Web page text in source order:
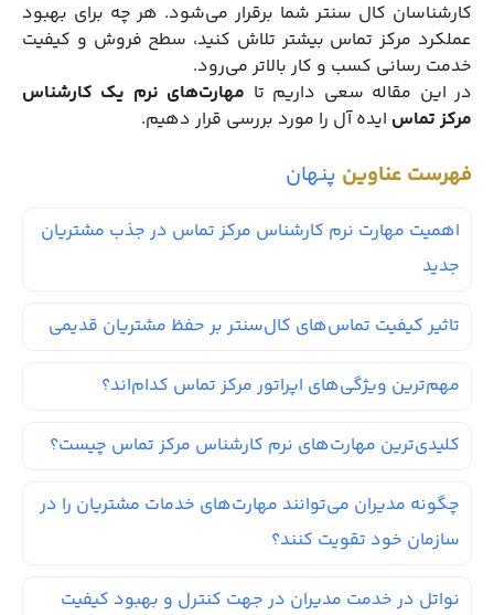
کارشناسان کال سنتر شما برقرار می‌شود. هر چه برای بهبود
عملکرد مرکز تماس بیشتر تلاش کنید، سطح فروش و کیفیت
خدمت رسانی کسب و کار بالاتر می‌رود.
در این مقاله سعی داریم تا مهارت‌های نرم یک کارشناس
مرکز تماس ایده آل را مورد بررسی قرار دهیم.
فهرست عناوین پنهان
اهمیت مهارت نرم کارشناس مرکز تماس در جذب مشتریان
جدید
تاثیر کیفیت تماس‌های کال‌سنتر بر حفظ مشتریان قدیمی
مهم‌ترین ویژگی‌های اپراتور مرکز تماس کدام‌اند؟
کلیدی‌ترین مهارت‌های نرم کارشناس مرکز تماس چیست؟
چگونه مدیران می‌توانند مهارت‌های خدمات مشتریان را در
سازمان خود تقویت کنند؟
نواتل در خدمت مدیران در جهت کنترل و بهبود کیفیت